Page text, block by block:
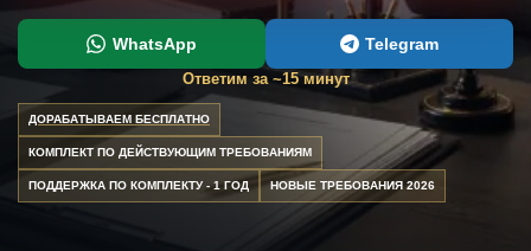
WhatsApp Telegram
Ответим за ~15 минут
ДОРАБАТЫВАЕМ БЕСПЛАТНО
КОМПЛЕКТ ПО ДЕЙСТВУЮЩИМ ТРЕБОВАНИЯМ
ПОДДЕРЖКА ПО КОМПЛЕКТУ - 1 ГОД НОВЫЕ ТРЕБОВАНИЯ 2026